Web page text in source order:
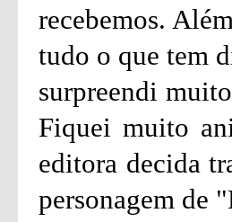
recebemos.
tudo o que tem
surpreendi
Fiquei muito
editora decida
personagem de